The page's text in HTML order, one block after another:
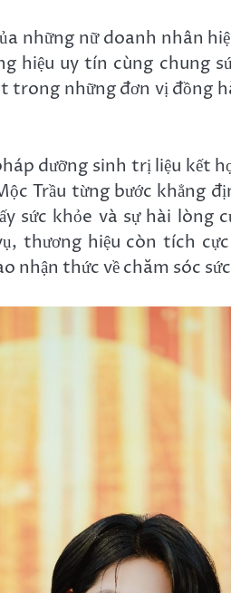
những nữ doanh nhân
hiệu uy tín cùng chung
trong những đơn vị đồng
dưỡng sinh trị liệu kết
Trầu từng bước
sức khỏe và sự hài
thương hiệu còn tích
nhận thức về chăm sóc